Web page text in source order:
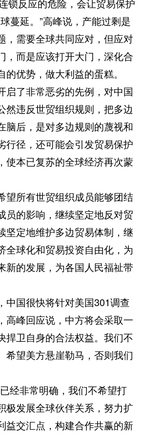
锁反应的危险，会让贸易保护
蔓延。”高峰说，产能过剩是
，需要全球共同应对，但应对
，而是应该打开大门，深化合
优势，做大利益的蛋糕。
了非常恶劣的先例，对中国
然违反世贸组织规则，把多边
脑后，是对多边规则的蔑视和
行径，还可能会引发贸易保护
使本已复苏的全球经济再次蒙
所有世贸组织成员能够团结
员的影响，继续坚定地反对贸
坚定地维护多边贸易体制，继
全球化和贸易投资自由化，为
新的发展，为各国人民福祉带
国很快将针对美国301调查
高峰回应说，中方将会采取一
捍卫自身的合法权益。我们不
希望美方悬崖勒马，否则我们
非常明确，我们不希望打
极发展全球伙伴关系，努力扩
益交汇点，构建合作共赢的新